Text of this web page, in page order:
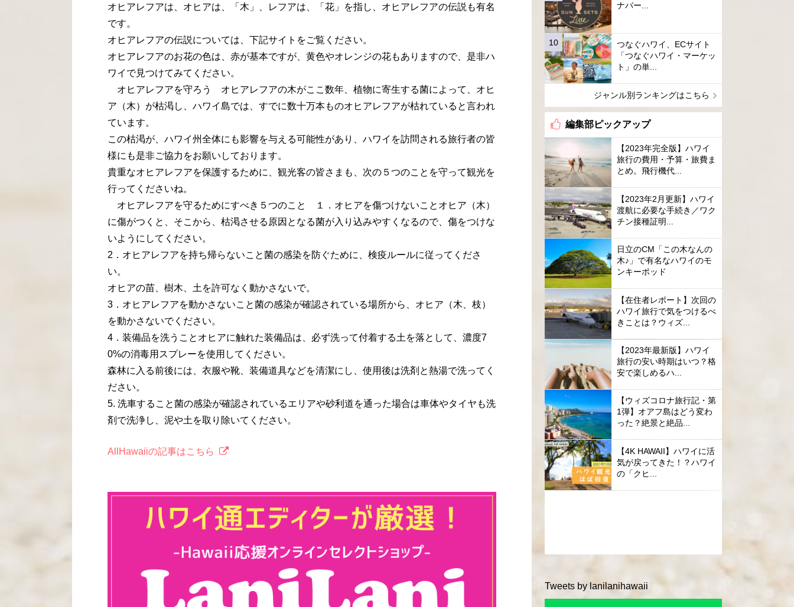
オヒアレフアは、オヒアは、「木」、レフアは、「花」を指し、オヒアレフアの伝説も有名
です。
オヒアレフアの伝説については、下記サイトをご覧ください。
オヒアレフアのお花の色は、赤が基本ですが、黄色やオレンジの花もありますので、是非ハ
ワイで見つけてみてください。
オヒアレフアを守ろう オヒアレフアの木がここ数年、植物に寄生する菌によって、オヒ
ア（木）が枯渇し、ハワイ島では、すでに数十万本ものオヒアレフアが枯れていると言われ
ています。
この枯渇が、ハワイ州全体にも影響を与える可能性があり、ハワイを訪問される旅行者の皆
様にも是非ご協力をお願いしております。
貴重なオヒアレフアを保護するために、観光客の皆さまも、次の５つのことを守って観光を
行ってくださいね。
オヒアレフアを守るためにすべき５つのこと １．オヒアを傷つけないことオヒア（木）
に傷がつくと、そこから、枯渇させる原因となる菌が入り込みやすくなるので、傷をつけな
いようにしてください。
2．オヒアレフアを持ち帰らないこと菌の感染を防ぐために、検疫ルールに従ってくださ
い。
オヒアの苗、樹木、土を許可なく動かさないで。
3．オヒアレフアを動かさないこと菌の感染が確認されている場所から、オヒア（木、枝）
を動かさないでください。
4．装備品を洗うことオヒアに触れた装備品は、必ず洗って付着する土を落として、濃度7
0%の消毒用スプレーを使用してください。
森林に入る前後には、衣服や靴、装備道具などを清潔にし、使用後は洗剤と熱湯で洗ってく
ださい。
5. 洗車すること菌の感染が確認されているエリアや砂利道を通った場合は車体やタイヤも洗
剤で洗浄し、泥や土を取り除いてください。
AllHawaiiの記事はこちら
ナバー...
つなぐハワイ、ECサイト
「つなぐハワイ・マーケッ
ト」の単...
ジャンル別ランキングはこちら
編集部ピックアップ
【2023年完全版】ハワイ
旅行の費用・予算・旅費ま
とめ。飛行機代...
【2023年2月更新】ハワイ
渡航に必要な手続き／ワク
チン接種証明...
日立のCM「この木なんの
木♪」で有名なハワイのモ
ンキーポッド
【在住者レポート】次回の
ハワイ旅行で気をつけるべ
きことは？ウィズ...
【2023年最新版】ハワイ
旅行の安い時期はいつ？格
安で楽しめるハ...
【ウィズコロナ旅行記・第
1弾】オアフ島はどう変わ
った？絶景と絶品...
【4K HAWAII】ハワイに活
気が戻ってきた！？ハワイ
の「クヒ...
Tweets by lanilanihawaii